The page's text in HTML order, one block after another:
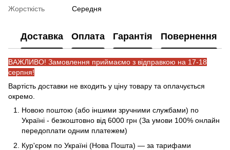
Жорсткість Середня
Доставка Оплата Гарантія Повернення
ВАЖЛИВО! Замовлення приймаємо з відправкою на 17-18
серпня!
Вартість доставки не входить у ціну товару та оплачується
окремо.
Новою поштою (або іншими зручними службами) по
Україні - безкоштовно від 6000 грн (За умови 100% онлайн
передоплати одним платежем)
Кур'єром по Україні (Нова Пошта) — за тарифами